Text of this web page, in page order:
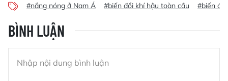
#nắng nóng ở Nam Á #biến đổi khí hậu toàn cầu #biến
BÌNH LUẬN